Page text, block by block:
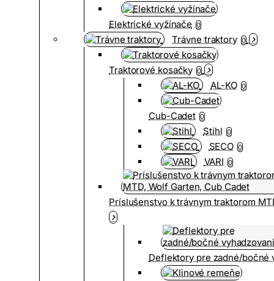
Elektrické vyžínače 0
Trávne traktory 0
Traktorové kosačky 0
AL-KO 0
Cub-Cadet 0
Stihl 0
SECO 0
VARI 0
Príslušenstvo k trávnym traktorom
Deflektory pre zadné/bočné